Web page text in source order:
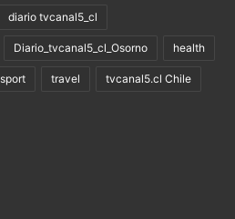
diario tvcanal5_cl
Diario_tvcanal5_cl_Osorno health
sport travel tvcanal5.cl Chile